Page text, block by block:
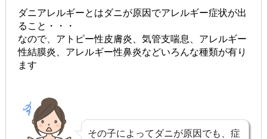
ダニアレルギーとはダニが原因でアレルギー症状が出
ること・・・
なので、アトピー性皮膚炎、気管支喘息、アレルギー
性結膜炎、アレルギー性鼻炎などいろんな種類が有り
ます
その子によってダニが原因でも、症